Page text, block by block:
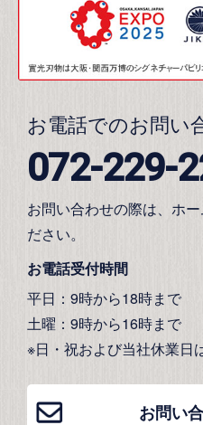
お電話でのお問い
072-229-
お問い合わせの際は、ホ
ださい。
お電話受付時間
平日：9時から18時まで
土曜：9時から16時まで
※日・祝および当社休業日
お問い